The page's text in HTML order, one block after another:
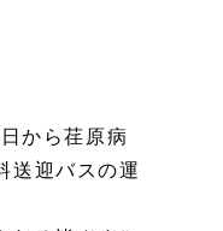
から荏原病
送迎バスの運